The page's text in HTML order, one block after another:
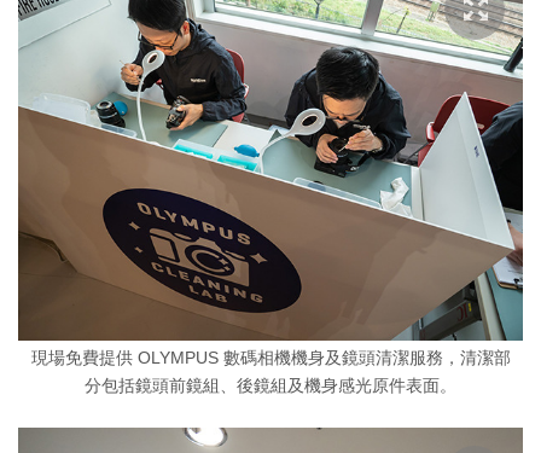
現場免費提供 OLYMPUS 數碼相機機身及鏡頭清潔服務，清潔部
分包括鏡頭前鏡組、後鏡組及機身感光原件表面。